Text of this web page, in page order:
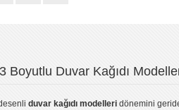
Boyutlu Duvar Kağıdı
duvar kağıdı modelleri dönemini